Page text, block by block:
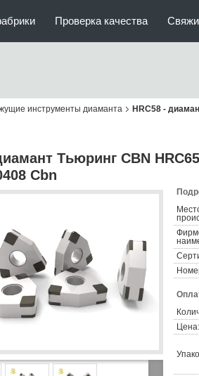
Проверка качества
инструменты диаманта HRC58 -
Тьюринг CBN
Cbn
Цена: